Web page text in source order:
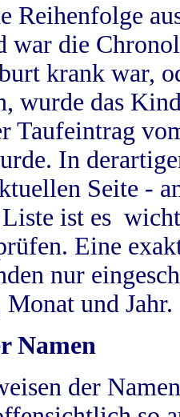
Reihenfolge
war die
krank war,
wurde das
Taufeintrag
In
Seite -
ist es
Eine
nur
und Jahr.
Namen
der